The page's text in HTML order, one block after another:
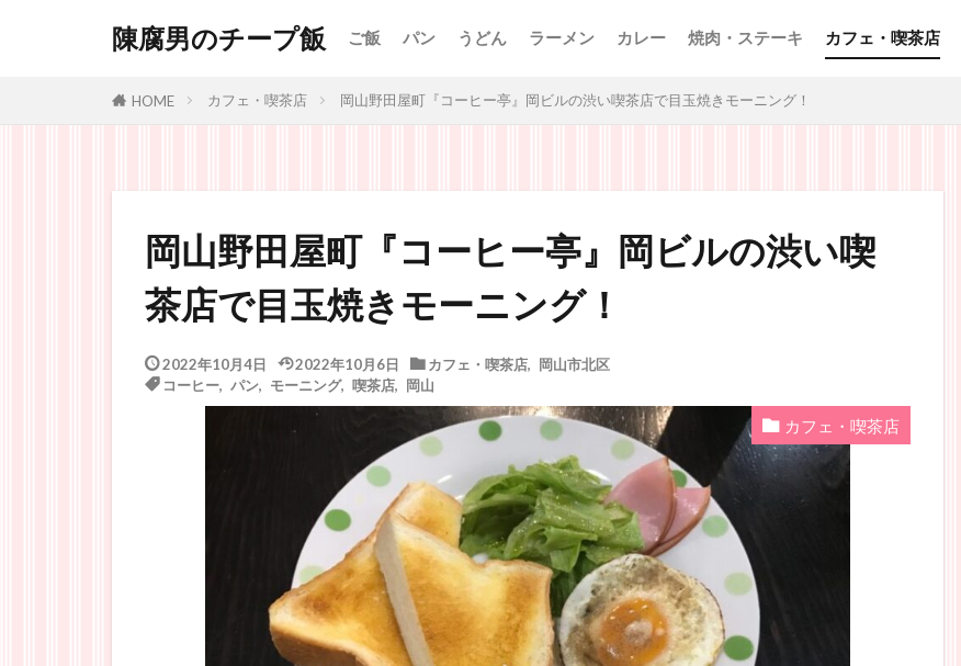
陳腐男のチープ飯 ご飯 パン うどん ラーメン カレー 焼肉・ステーキ カフェ・喫茶店
HOME カフェ・喫茶店 岡山野田屋町『コーヒー亭』岡ビルの渋い喫茶店で目玉焼きモーニング！
岡山野田屋町『コーヒー亭』岡ビルの渋い喫
茶店で目玉焼きモーニング！
2022年10月4日 2022年10月6日 カフェ・喫茶店,
岡山市北区
コーヒー, パン, モーニング, 喫茶店, 岡山
カフェ・喫茶店